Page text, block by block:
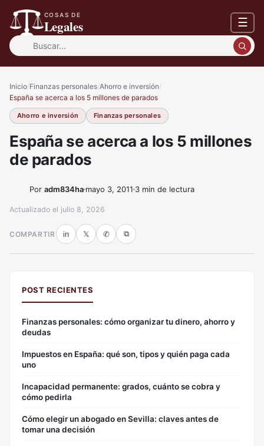
COSAS DE
Legales ☰
Buscar:
Inicio/Finanzas personales/Ahorro e inversión/
España se acerca a los 5 millones de parados
Ahorro e inversión Finanzas personales
España se acerca a los 5 millones
de parados
Por adm834ha mayo 3, 2011 3 min de lectura
Actualizado el julio 8, 2026
COMPARTIR in 𝕏 ✆ ⧉
POST RECIENTES
Finanzas personales: cómo organizar tu dinero, ahorro y
deudas
Impuestos en España: qué son, tipos y quién paga cada
uno
Incapacidad permanente: grados, cuánto se cobra y
cómo pedirla
Cómo elegir un abogado en Sevilla: claves antes de
tomar una decisión